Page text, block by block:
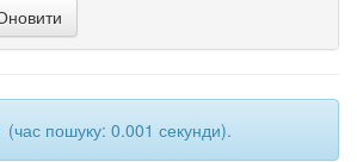
(час пошуку: 0.001 секунди).